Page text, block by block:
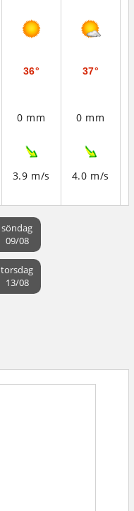
36°
0 mm
3.9 m/s
37°
0 mm
4.0 m/s
söndag
09/08
torsdag
13/08